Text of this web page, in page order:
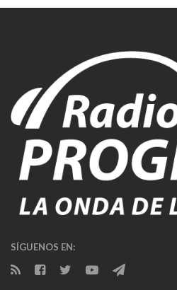
SÍGUENOS EN: